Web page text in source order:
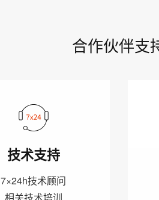
合作伙伴支
技术支持
7×24h技术顾问